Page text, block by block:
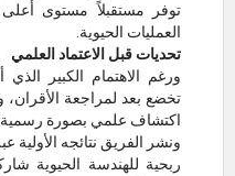
توفر مستقبلاً مستوى
العمليات الحيوية.
تحديات قبل الاعتماد العلمي
ورغم الاهتمام الكبير
تخضع بعد لمراجعة الأقران،
اكتشاف علمي بصورة رسمية.
ربحية للهندسة الحيوية